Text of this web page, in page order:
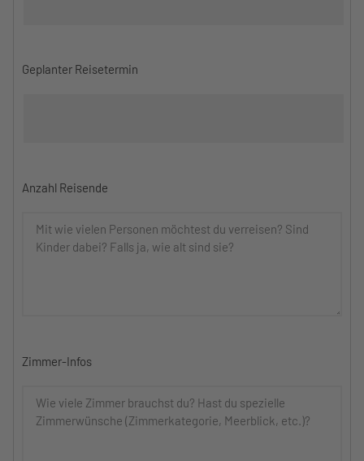
Geplanter Reisetermin
Anzahl Reisende
Zimmer-Infos